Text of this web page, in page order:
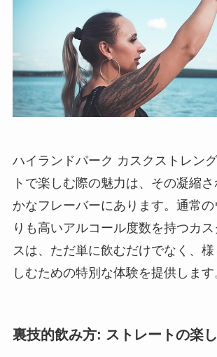
ハイランドパーク カスクストレン
トで楽しむ際の魅力は、その凝縮
かなフレーバーにあります。通常の
りも高いアルコール度数を持つカ
スは、ただ単に飲むだけでなく、
しむための特別な体験を提供します
裏技的飲み方: ストレートの楽